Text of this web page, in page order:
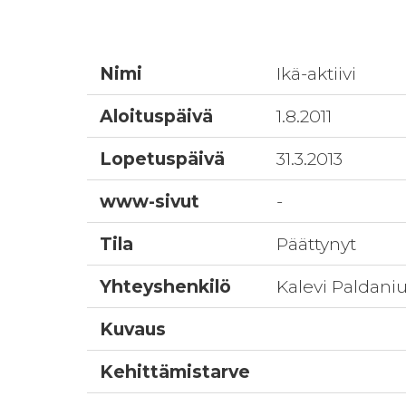
Nimi
Ikä-aktiivi
Aloituspäivä
1.8.2011
Lopetuspäivä
31.3.2013
www-sivut
-
Tila
Päättynyt
Yhteyshenkilö
Kalevi
Kuvaus
Kehittämistarve